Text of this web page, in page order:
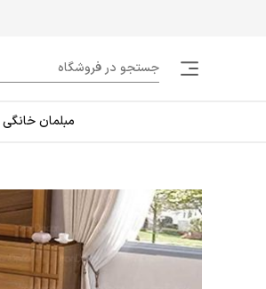
مبلمان خانگی